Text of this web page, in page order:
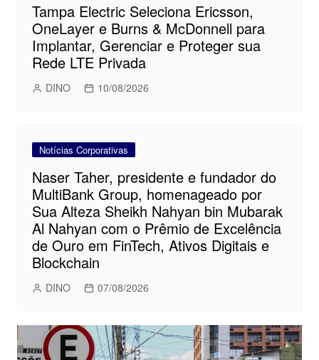
Tampa Electric Seleciona Ericsson,
OneLayer e Burns & McDonnell para
Implantar, Gerenciar e Proteger sua
Rede LTE Privada
DINO 10/08/2026
Notícias Corporativas
Naser Taher, presidente e fundador do
MultiBank Group, homenageado por
Sua Alteza Sheikh Nahyan bin Mubarak
Al Nahyan com o Prêmio de Excelência
de Ouro em FinTech, Ativos Digitais e
Blockchain
DINO 07/08/2026